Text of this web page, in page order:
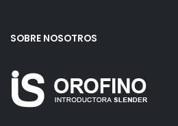
SOBRE NOSOTROS